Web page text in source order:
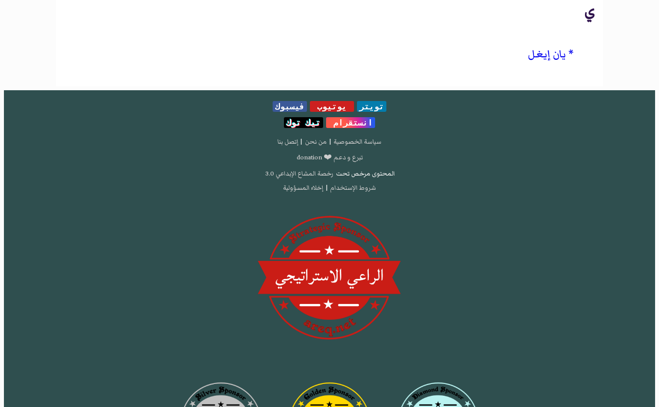
ي
يان إيغل
تويتر يوتيوب
فيسبوك
انستقرام
تيك توك
سياسة الخصوصية | من نحن | إتصل بنا
تبرع و دعم ❤️ donation
المحتوى مرخص تحت رخصة المشاع الإبداعي 3.0
شروط الإستخدام | إخلاء المسؤولية